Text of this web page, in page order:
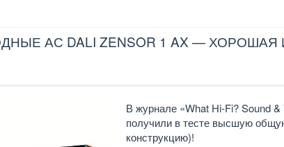
АС DALI ZENSOR 1 AX —
В журнале «What Hi-Fi? Sound
получили в тесте высшую
конструкцию)!